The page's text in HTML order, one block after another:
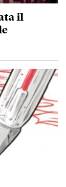
il